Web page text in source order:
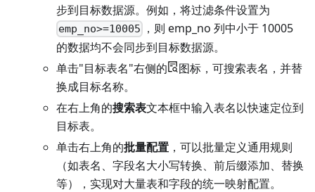
步到目标数据源。例如，将过滤条件设置为
emp_no>=10005
，则 emp_no 列中小于 10005
的数据均不会同步到目标数据源。
单击"目标表名"右侧的
图标，可搜索表名，并替
换成目标名称。
在右上角的搜索表文本框中输入表名以快速定位到
目标表。
单击右上角的批量配置 ，可以批量定义通用规则
（如表名、字段名大小写转换、前后缀添加、替换
等），实现对大量表和字段的统一映射配置。